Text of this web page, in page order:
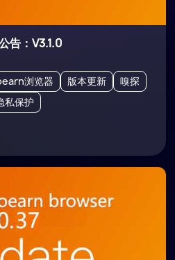
告：V3.1.0
浏览器 版本更新
嗅探
私保护